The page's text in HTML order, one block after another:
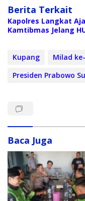
Berita Terkait
Kapolres Langkat
Kamtibmas Jelang
Kupang
Milad
Presiden Prabowo
Baca Juga